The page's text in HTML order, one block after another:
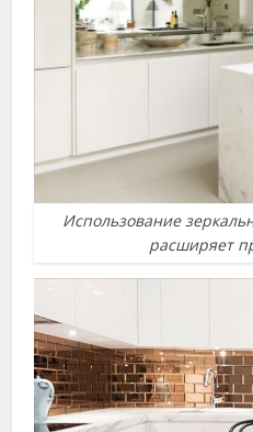
Использование
расширяет